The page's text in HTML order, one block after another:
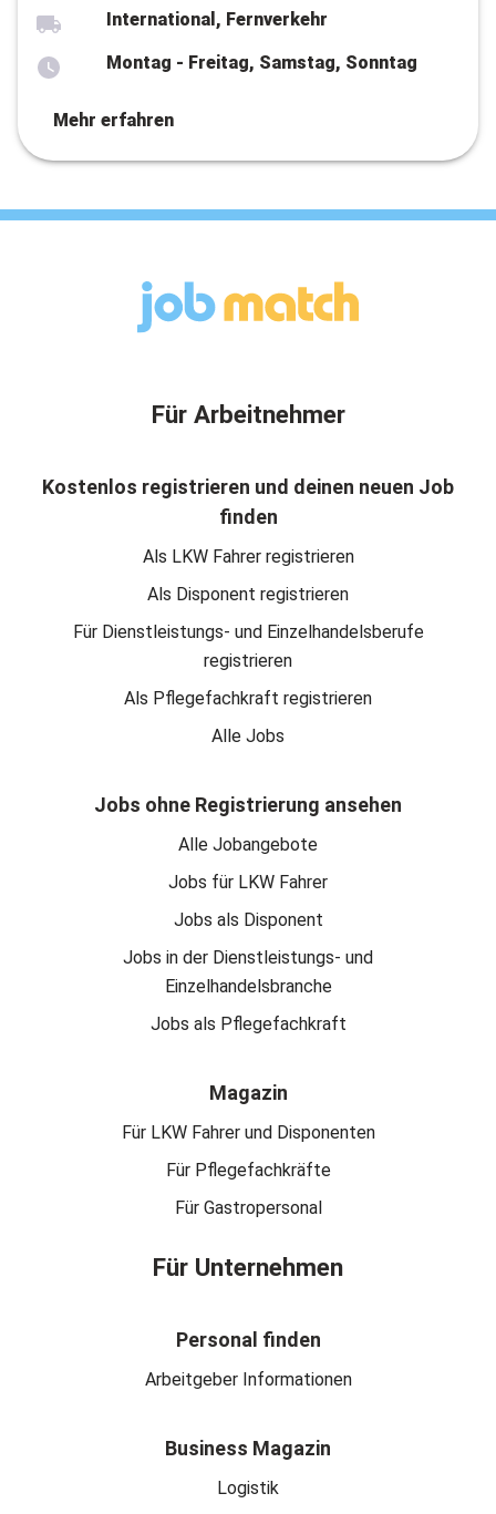
International, Fernverkehr
Montag - Freitag, Samstag, Sonntag
Mehr erfahren
Für Arbeitnehmer
Kostenlos registrieren und deinen neuen Job
finden
Als LKW Fahrer registrieren
Als Disponent registrieren
Für Dienstleistungs- und Einzelhandelsberufe
registrieren
Als Pflegefachkraft registrieren
Alle Jobs
Jobs ohne Registrierung ansehen
Alle Jobangebote
Jobs für LKW Fahrer
Jobs als Disponent
Jobs in der Dienstleistungs- und
Einzelhandelsbranche
Jobs als Pflegefachkraft
Magazin
Für LKW Fahrer und Disponenten
Für Pflegefachkräfte
Für Gastropersonal
Für Unternehmen
Personal finden
Arbeitgeber Informationen
Business Magazin
Logistik